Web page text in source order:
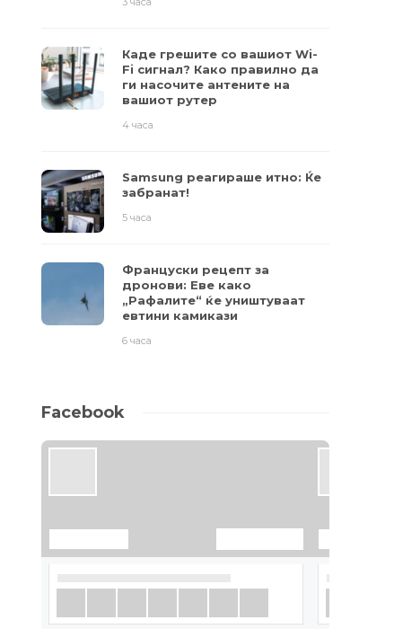
Каде грешите со вашиот Wi-
Fi сигнал? Како правилно да
ги насочите антените на
вашиот рутер
4 часа
Samsung реагираше итно: Ќе
забранат!
5 часа
Француски рецепт за
дронови: Еве како
„Рафалите“ ќе уништуваат
евтини камикази
6 часа
Facebook